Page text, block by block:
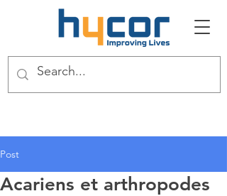
Post
Acariens et arthropodes